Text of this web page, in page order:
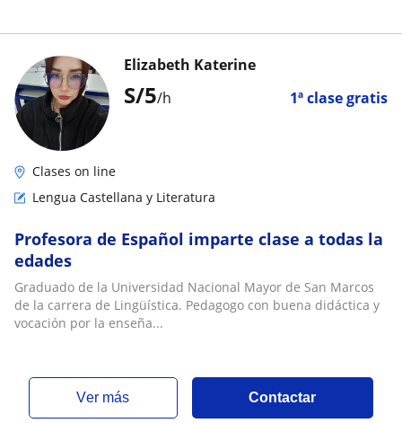
S/5/h 1ª clase gratis
Elizabeth Katerine
Clases on line
Lengua Castellana y Literatura
Profesora de Español imparte clase a todas la
edades
Graduado de la Universidad Nacional Mayor de San Marcos
de la carrera de Lingüística. Pedagogo con buena didáctica y
vocación por la enseña...
ver más Contactar